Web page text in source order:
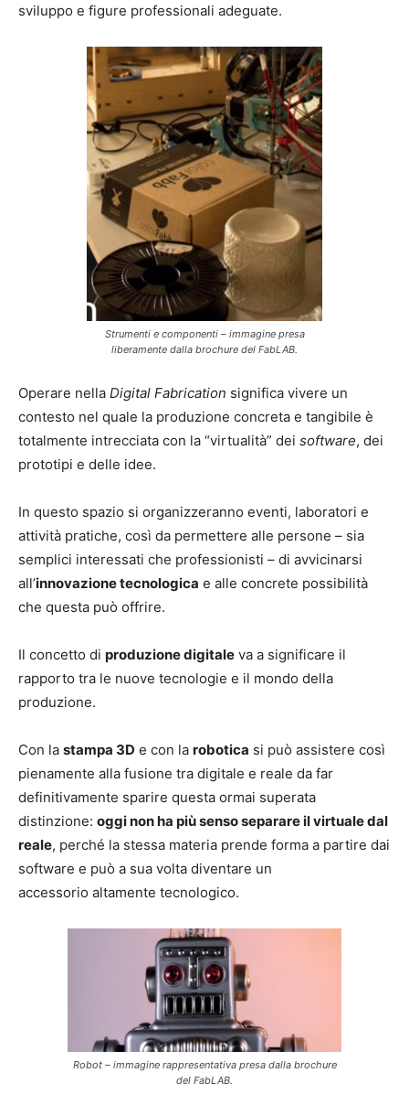
sviluppo e figure professionali adeguate.
Strumenti e componenti – immagine presa
liberamente dalla brochure del FabLAB.
Operare nella Digital Fabrication significa vivere un
contesto nel quale la produzione concreta e tangibile è
totalmente intrecciata con la “virtualità” dei software, dei
prototipi e delle idee.
In questo spazio si organizzeranno eventi, laboratori e
attività pratiche, così da permettere alle persone – sia
semplici interessati che professionisti – di avvicinarsi
all’innovazione tecnologica e alle concrete possibilità
che questa può offrire.
Il concetto di produzione digitale va a significare il
rapporto tra le nuove tecnologie e il mondo della
produzione.
Con la stampa 3D e con la robotica si può assistere così
pienamente alla fusione tra digitale e reale da far
definitivamente sparire questa ormai superata
distinzione: oggi non ha più senso separare il virtuale dal
reale, perché la stessa materia prende forma a partire dai
software e può a sua volta diventare un
accessorio altamente tecnologico.
Robot – immagine rappresentativa presa dalla brochure
del FabLAB.